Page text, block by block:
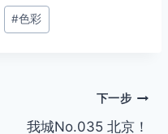
#色彩
下一步
我城No.035 北京！